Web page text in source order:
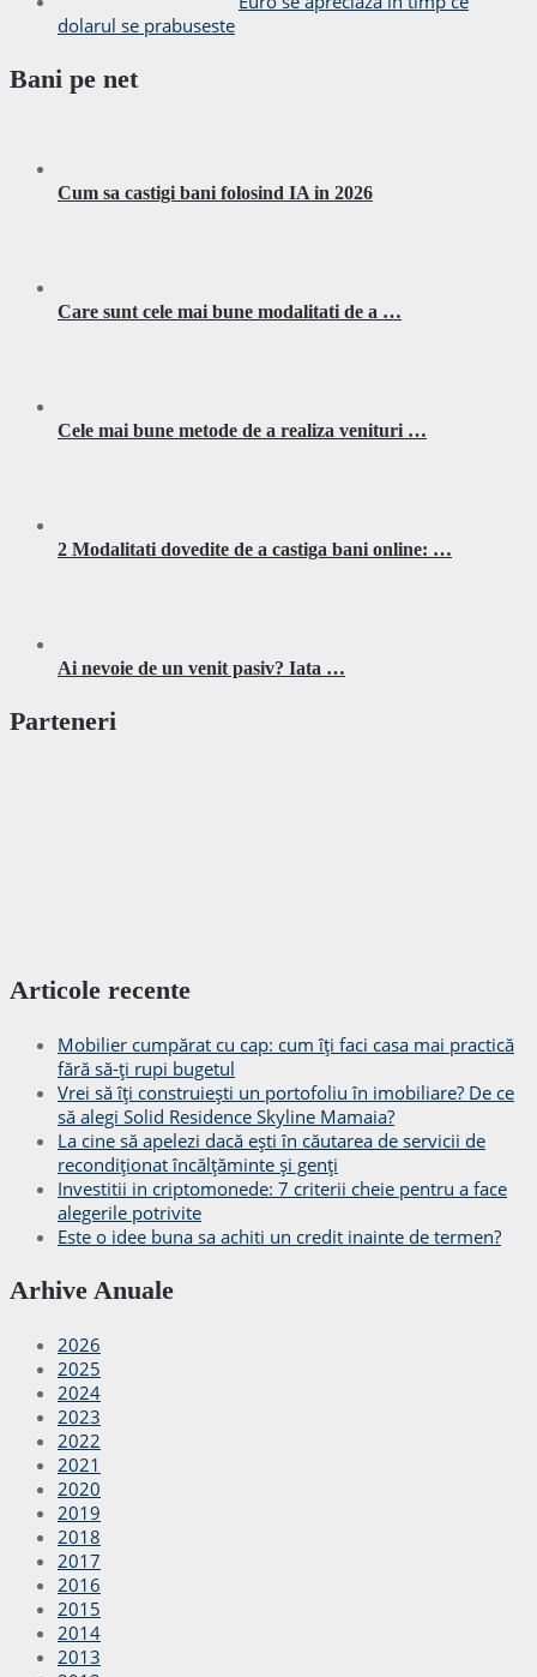
dolarul se prabuseste
Bani pe net
Cum sa castigi bani folosind IA in 2026
Care sunt cele mai bune modalitati de a …
Cele mai bune metode de a realiza venituri …
2 Modalitati dovedite de a castiga bani online: …
Ai nevoie de un venit pasiv? Iata …
Parteneri
Articole recente
Mobilier cumpărat cu cap: cum îți faci casa mai practică
fără să-ți rupi bugetul
Vrei să îți construiești un portofoliu în imobiliare? De ce
să alegi Solid Residence Skyline Mamaia?
La cine să apelezi dacă ești în căutarea de servicii de
recondiționat încălțăminte și genți
Investitii in criptomonede: 7 criterii cheie pentru a face
alegerile potrivite
Este o idee buna sa achiti un credit inainte de termen?
Arhive Anuale
2026
2025
2024
2023
2022
2021
2020
2019
2018
2017
2016
2015
2014
2013